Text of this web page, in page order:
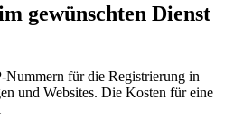
gewünschten Dienst
für die Registrierung in
und Websites. Die Kosten für eine